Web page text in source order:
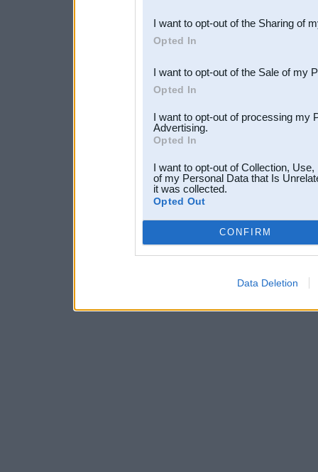
Downstream Participants
third parties.
I want to opt-out of the Sharing of
Opted In
I want to opt-out of the Sale of my
Opted In
I want to opt-out of processing my
Advertising.
Opted In
I want to opt-out of Collection,
of my Personal Data that Is
it was collected.
Opted Out
CONFIRM
Data Deletion